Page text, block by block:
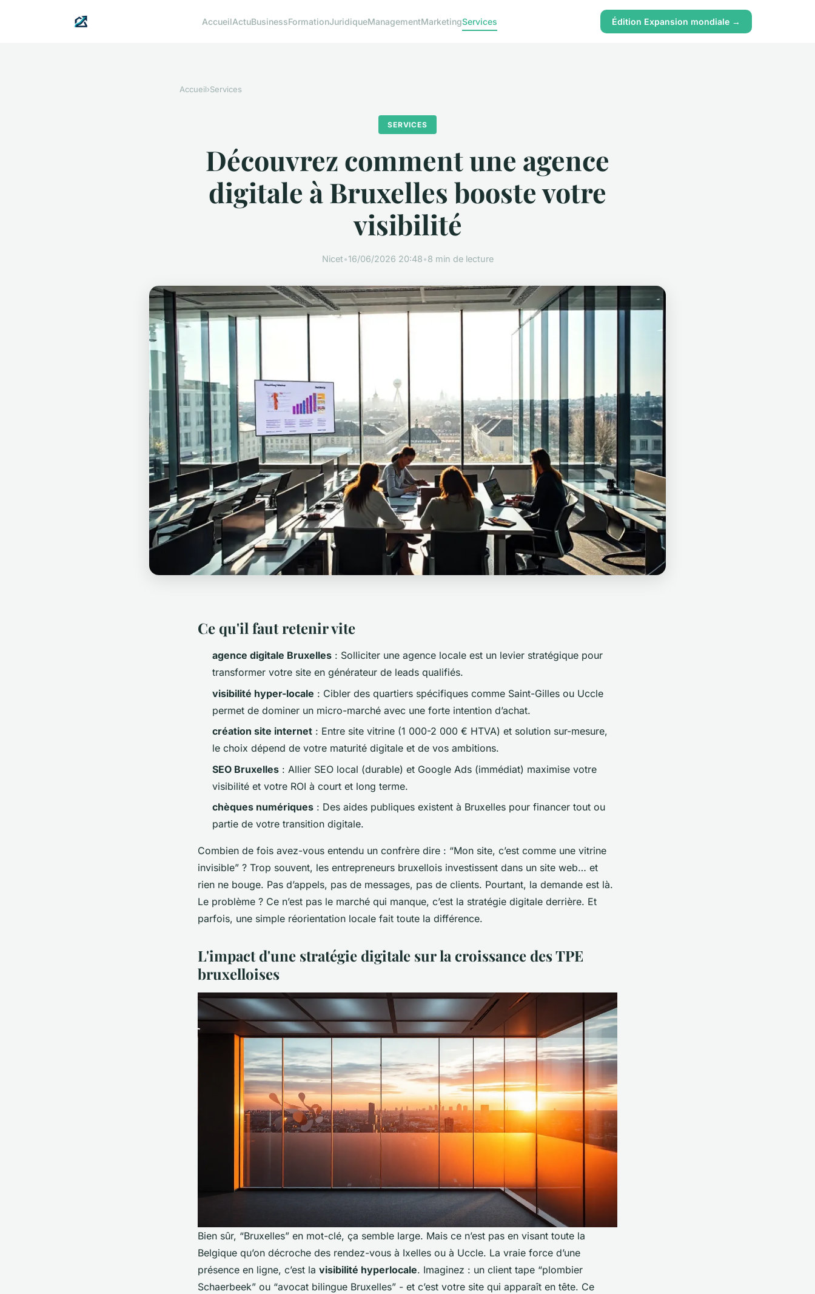
AccueilActuBusinessFormationJuridiqueManagementMarketingServices Édition Expansion mondiale →
Accueil›Services
SERVICES
Découvrez comment une agence
digitale à Bruxelles booste votre
visibilité
Nicet•16/06/2026 20:48•8 min de lecture
Ce qu'il faut retenir vite
agence digitale Bruxelles : Solliciter une agence locale est un levier stratégique pour
transformer votre site en générateur de leads qualifiés.
visibilité hyper-locale : Cibler des quartiers spécifiques comme Saint-Gilles ou Uccle
permet de dominer un micro-marché avec une forte intention d’achat.
création site internet : Entre site vitrine (1 000-2 000 € HTVA) et solution sur-mesure,
le choix dépend de votre maturité digitale et de vos ambitions.
SEO Bruxelles : Allier SEO local (durable) et Google Ads (immédiat) maximise votre
visibilité et votre ROI à court et long terme.
chèques numériques : Des aides publiques existent à Bruxelles pour financer tout ou
partie de votre transition digitale.
Combien de fois avez-vous entendu un confrère dire : “Mon site, c’est comme une vitrine
invisible” ? Trop souvent, les entrepreneurs bruxellois investissent dans un site web… et
rien ne bouge. Pas d’appels, pas de messages, pas de clients. Pourtant, la demande est là.
Le problème ? Ce n’est pas le marché qui manque, c’est la stratégie digitale derrière. Et
parfois, une simple réorientation locale fait toute la différence.
L'impact d'une stratégie digitale sur la croissance des TPE
bruxelloises
Bien sûr, “Bruxelles” en mot-clé, ça semble large. Mais ce n’est pas en visant toute la
Belgique qu’on décroche des rendez-vous à Ixelles ou à Uccle. La vraie force d’une
présence en ligne, c’est la visibilité hyperlocale. Imaginez : un client tape “plombier
Schaerbeek” ou “avocat bilingue Bruxelles” - et c’est votre site qui apparaît en tête. Ce